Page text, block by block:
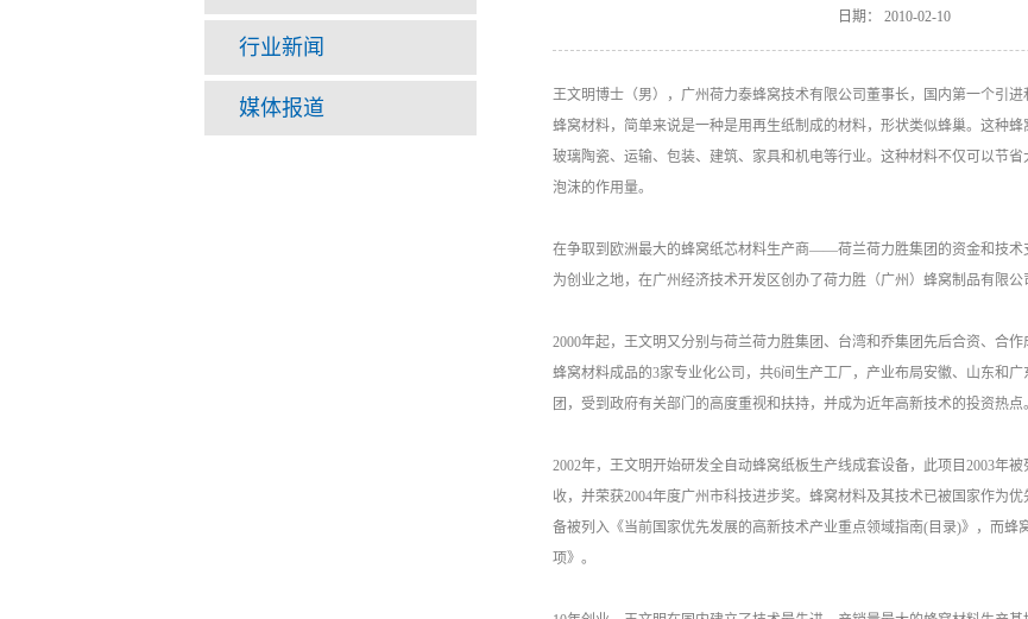
行业新闻
媒体报道
日期： 2010-02-10
王文明博士（男），广州荷力泰蜂窝技术有限公司董事长，国内第一个引进
蜂窝材料，简单来说是一种是用再生纸制成的材料，形状类似蜂巢。这种
玻璃陶瓷、运输、包装、建筑、家具和机电等行业。这种材料不仅可以节
泡沫的作用量。
在争取到欧洲最大的蜂窝纸芯材料生产商——荷兰荷力胜集团的资金和技术
为创业之地，在广州经济技术开发区创办了荷力胜（广州）蜂窝制品有限公
2000年起，王文明又分别与荷兰荷力胜集团、台湾和乔集团先后合资、合
蜂窝材料成品的3家专业化公司，共6间生产工厂，产业布局安徽、山东和
团，受到政府有关部门的高度重视和扶持，并成为近年高新技术的投资热点。
2002年，王文明开始研发全自动蜂窝纸板生产线成套设备，此项目2003年
收，并荣获2004年度广州市科技进步奖。蜂窝材料及其技术已被国家作为
备被列入《当前国家优先发展的高新技术产业重点领域指南(目录)》，而
项》。